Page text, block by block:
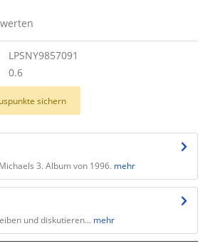
LPSNY9857091
0.6
sichern
3. Album von 1996. mehr
und diskutieren... mehr